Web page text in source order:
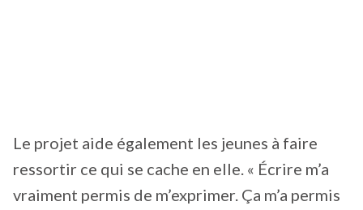
Le projet aide également les jeunes à faire
ressortir ce qui se cache en elle. « Écrire m’a
vraiment permis de m’exprimer. Ça m’a permis